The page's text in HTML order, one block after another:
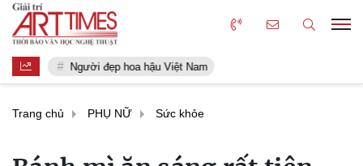
Người đẹp hoa hậu Việt Nam
Trang chủ PHỤ NỮ Sức khỏe